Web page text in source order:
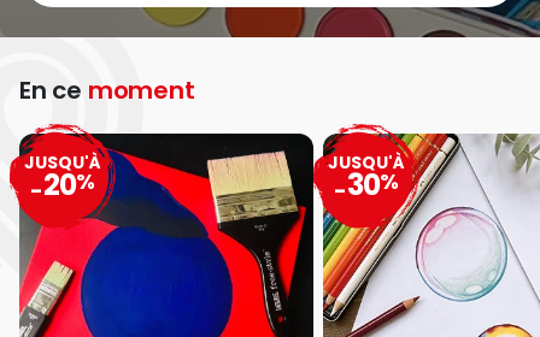
En ce moment
JUSQU'À
-20%
JUSQU'À
-30%